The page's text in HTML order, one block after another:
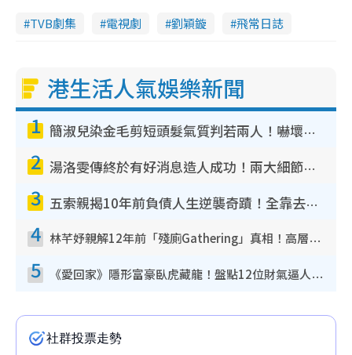
TVB劇集 電視劇 劉穎鏇 飛常日誌
港生活人氣娛樂新聞
1 簡淑兒染金毛剪短頭髮氣質判若兩人！嚇壞老公麥大力都認唔出：「你做咩事？」
2 湯洛雯傳終於有好消息造人成功！兩大細節曝孕味極濃惹猜測：大肚婆先會咁！
3 五索親揭10年前負債人生逆襲奇蹟！全靠去一地方轉運後即遇上馬先生
4 林芊妤親解12年前「殘廁Gathering」真相！高層解約一句話重創尊嚴至今拒返TVB
5 《愛回家》隱形富豪臥虎藏龍！盤點12位財氣逼人的有錢藝人：呢位靚女3億身家唔憂做